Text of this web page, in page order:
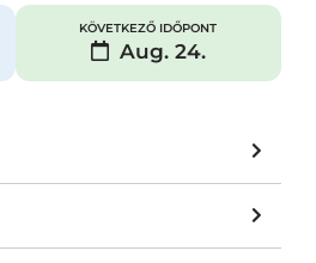
KÖVETKEZŐ IDŐPONT
Aug. 24.